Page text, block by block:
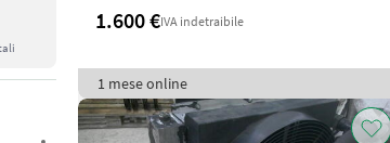
1.600 €IVA indetraibile
1 mese online